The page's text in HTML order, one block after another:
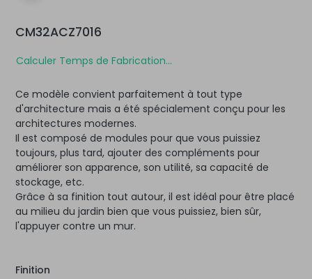
CM32ACZ7016
Calculer Temps de Fabrication...
Ce modèle convient parfaitement à tout type
d'architecture mais a été spécialement conçu pour les
architectures modernes.
Il est composé de modules pour que vous puissiez
toujours, plus tard, ajouter des compléments pour
améliorer son apparence, son utilité, sa capacité de
stockage, etc.
Grâce à sa finition tout autour, il est idéal pour être placé
au milieu du jardin bien que vous puissiez, bien sûr,
l'appuyer contre un mur.
Finition